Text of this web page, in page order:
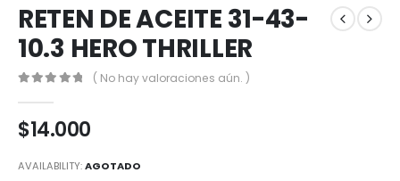
RETEN DE ACEITE 31-43-
10.3 HERO THRILLER
( No hay valoraciones aún. )
$14.000
AVAILABILITY:AGOTADO